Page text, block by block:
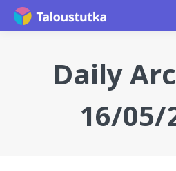
Daily
16/05/